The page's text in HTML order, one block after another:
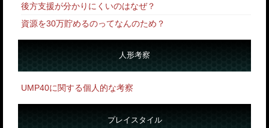
後方支援が分かりにくいのはなぜ？
資源を30万貯めるのってなんのため？
人形考察
UMP40に関する個人的な考察
プレイスタイル